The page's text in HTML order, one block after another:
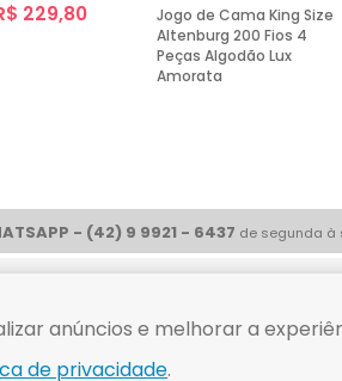
229,80
Jogo de Cama King Size
Altenburg 200 Fios 4
Peças Algodão Lux
Amorata
- (42) 9 9921 - 6437 de segunda à
anúncios e melhorar a
de privacidade.